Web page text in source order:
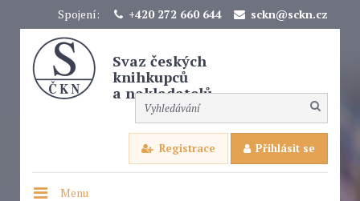
Spojení: +420 272 660 644 sckn@sckn.cz
Svaz českých
knihkupců
a nakladatelů
Registrace Přihlásit se
Menu